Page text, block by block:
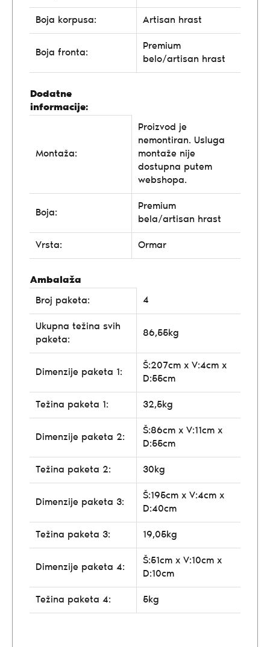
Boja korpusa: Artisan hrast
Boja fronta:
Premium
belo/artisan hrast
Dodatne
informacije:
Montaža:
Proizvod je
nemontiran. Usluga
montaže nije
dostupna putem
webshopa.
Boja:
Premium
bela/artisan hrast
Vrsta: Ormar
Ambalaža
Broj paketa:
4
Ukupna težina svih
paketa:
86,55kg
Dimenzije paketa 1:
Š:207cm x V:4cm x
D:55cm
Težina paketa 1: 32,5kg
Dimenzije paketa 2:
Š:86cm x V:11cm x
D:55cm
Težina paketa 2: 30kg
Dimenzije paketa 3:
Š:195cm x V:4cm x
D:40cm
Težina paketa 3: 19,05kg
Dimenzije paketa 4:
Š:51cm x V:10cm x
D:10cm
Težina paketa 4: 5kg